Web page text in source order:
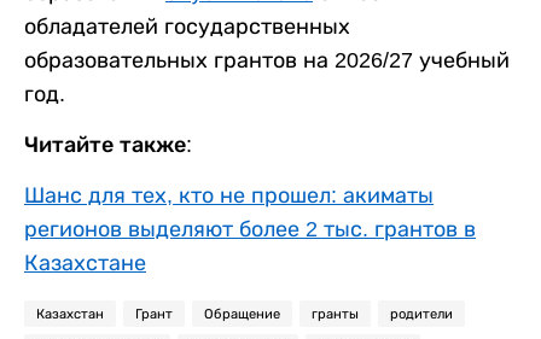
обладателей государственных
образовательных грантов на 2026/27 учебный
год.
Читайте также:
Шанс для тех, кто не прошел: акиматы
регионов выделяют более 2 тыс. грантов в
Казахстане
Казахстан Грант Обращение гранты родители